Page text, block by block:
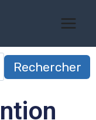
Rechercher